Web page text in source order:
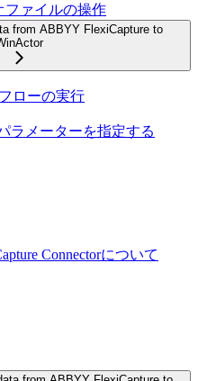
ファイルの操作
from ABBYY FlexiCapture to
ローの実行
ラメーターを指定する
Connectorについて